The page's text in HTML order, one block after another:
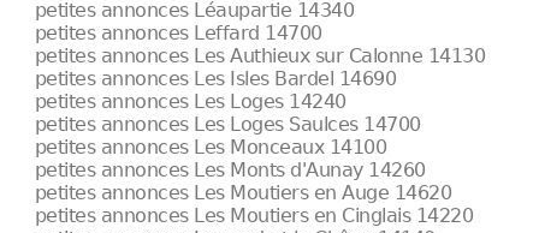
petites annonces Léaupartie 14340
petites annonces Leffard 14700
petites annonces Les Authieux sur Calonne 14130
petites annonces Les Isles Bardel 14690
petites annonces Les Loges 14240
petites annonces Les Loges Saulces 14700
petites annonces Les Monceaux 14100
petites annonces Les Monts d'Aunay 14260
petites annonces Les Moutiers en Auge 14620
petites annonces Les Moutiers en Cinglais 14220